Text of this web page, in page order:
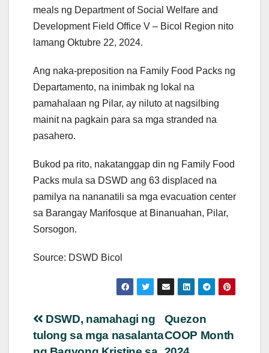
meals ng Department of Social Welfare and
Development Field Office V – Bicol Region nito
lamang Oktubre 22, 2024.
Ang naka-preposition na Family Food Packs ng
Departamento, na inimbak ng lokal na
pamahalaan ng Pilar, ay niluto at nagsilbing
mainit na pagkain para sa mga stranded na
pasahero.
Bukod pa rito, nakatanggap din ng Family Food
Packs mula sa DSWD ang 63 displaced na
pamilya na nananatili sa mga evacuation center
sa Barangay Marifosque at Binanuahan, Pilar,
Sorsogon.
Source: DSWD Bicol
Post
navigation
Quezon
COOP Month
DSWD, namahagi ng
tulong sa mga nasalanta